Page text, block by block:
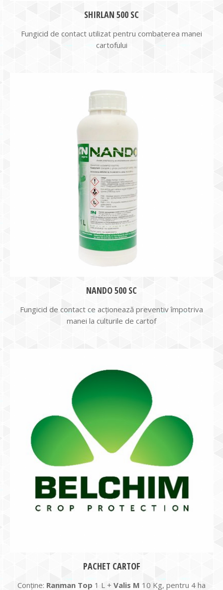
SHIRLAN 500 SC
Fungicid de contact utilizat pentru combaterea manei
cartofului
NANDO 500 SC
Fungicid de contact ce acţionează preventiv împotriva
manei la culturile de cartof
PACHET CARTOF
Conține: Ranman Top 1 L + Valis M 10 Kg, pentru 4 ha